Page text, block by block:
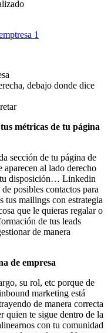
debajo donde dice
métricas de tu página
sección de tu página de
aparecen al lado derecho
tu disposición… Linkedin
posibles contactos para
tus mailings con estrategia
que le quieras regalar o
de tus leads
de manera
de empresa
su rol, etc porque de
marketing está
de manera correcta
quien te sigue dentro de la
con tu comunidad